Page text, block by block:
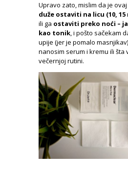
Upravo zato, mislim da je
duže ostaviti na licu (10,
ili ga ostaviti preko noći –
kao tonik, i pošto sačekam
upije (jer je pomalo
nanosim serum i kremu ili šta
večernjoj rutini.